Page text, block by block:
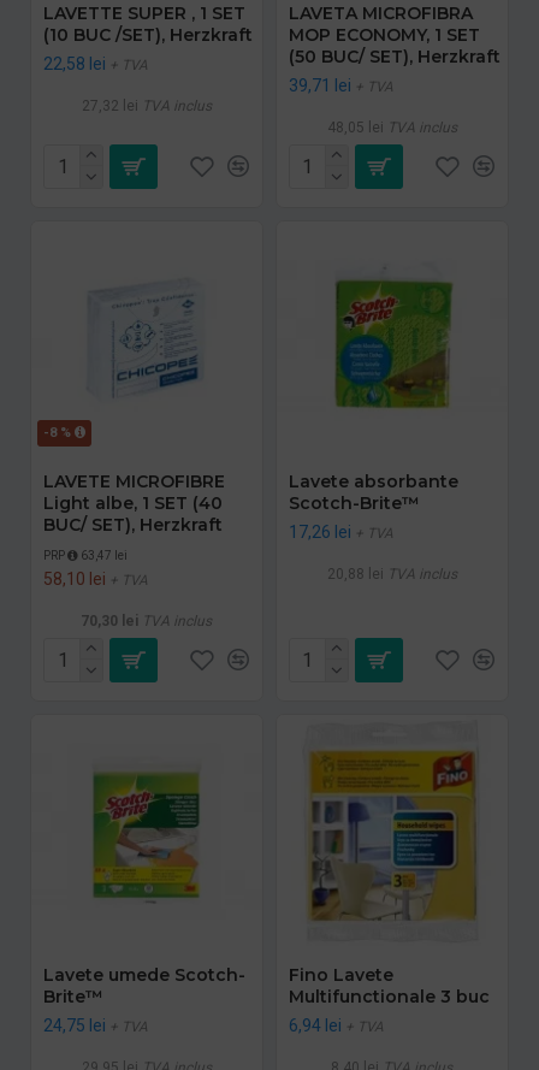
LAVETTE SUPER , 1 SET
(10 BUC /SET), Herzkraft
22,58 lei + TVA
27,32 lei TVA inclus
LAVETA MICROFIBRA
MOP ECONOMY, 1 SET
(50 BUC/ SET), Herzkraft
39,71 lei + TVA
48,05 lei TVA inclus
-8 %
LAVETE MICROFIBRE
Light albe, 1 SET (40
BUC/ SET), Herzkraft
PRP 63,47 lei
58,10 lei + TVA
70,30 lei TVA inclus
Lavete absorbante
Scotch-Brite™
17,26 lei + TVA
20,88 lei TVA inclus
Lavete umede Scotch-
Brite™
24,75 lei + TVA
Fino Lavete
Multifunctionale 3 buc
6,94 lei + TVA